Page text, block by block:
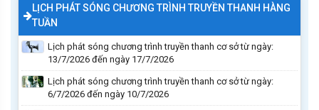
LỊCH PHÁT SÓNG CHƯƠNG TRÌNH TRUYỀN THANH HÀNG
TUẦN
Lịch phát sóng chương trình truyền thanh cơ sở từ ngày:
13/7/2026 đến ngày 17/7/2026
Lịch phát sóng chương trình truyền thanh cơ sở từ ngày:
6/7/2026 đến ngày 10/7/2026